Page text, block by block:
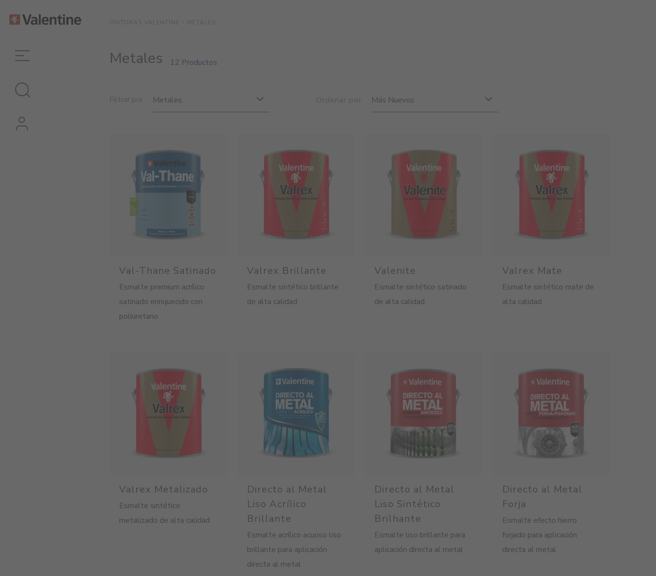
Metales 12 Productos
Metales Más Nuevos
Val-Thane Satinado
Esmalte premium acrílico
satinado enriquecido con
poliuretano
Valrex Brillante
Esmalte sintético brillante
de alta calidad
Valenite
Esmalte sintético satinado
de alta calidad
Valrex Mate
Esmalte sintético mate de
alta calidad
Valrex Metalizado
Esmalte sintético
metalizado de alta calidad
Directo al Metal
Liso Acrílico
Brillante
Esmalte acrílico acuoso liso
brillante para aplicación
directa al metal
Directo al Metal
Liso Sintético
Brilhante
Esmalte liso brillante para
aplicación directa al metal
Directo al Metal
Forja
Esmalte efecto hierro
forjado para aplicación
directa al metal